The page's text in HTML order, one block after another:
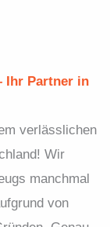
Ihr Partner in
verlässlichen
Wir
manchmal
von